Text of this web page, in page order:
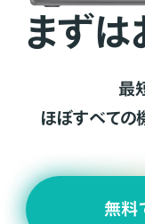
まず
最
ほぼすべての
無料